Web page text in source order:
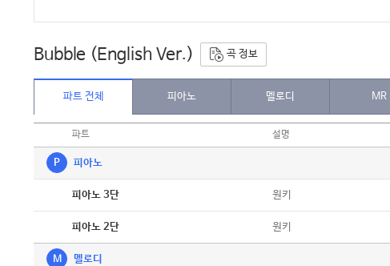
Bubble (English Ver.) 곡 정보
파트 전체 피아노 멜로디 MR
파트 설명
P 피아노
피아노 3단 원키
피아노 2단 원키
M 멜로디